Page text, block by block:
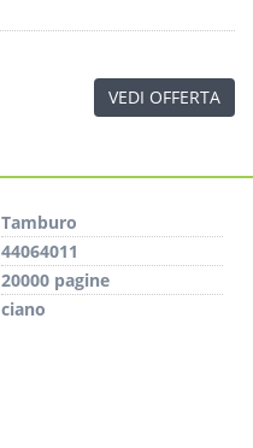
VEDI OFFERTA
Tamburo
44064011
20000 pagine
ciano